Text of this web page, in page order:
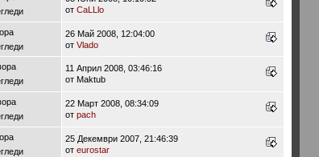
от CaLLlo
26 Май 2008, 12:04:00
от Vlado
11 Април 2008, 03:46:16
от Maktub
22 Март 2008, 08:34:09
от pach
25 Декември 2007, 21:46:39
от eurostar